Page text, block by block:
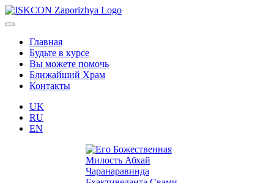
Главная
Будьте в курсе
Вы можете помочь
Ближайший Храм
Контакты
UK
RU
EN